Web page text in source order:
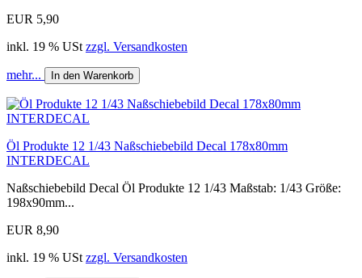
EUR 5,90
inkl. 19 % USt zzgl. Versandkosten
mehr... In den Warenkorb
Öl Produkte 12 1/43 Naßschiebebild Decal 178x80mm
INTERDECAL
Naßschiebebild Decal Öl Produkte 12 1/43 Maßstab: 1/43 Größe:
198x90mm...
EUR 8,90
inkl. 19 % USt zzgl. Versandkosten